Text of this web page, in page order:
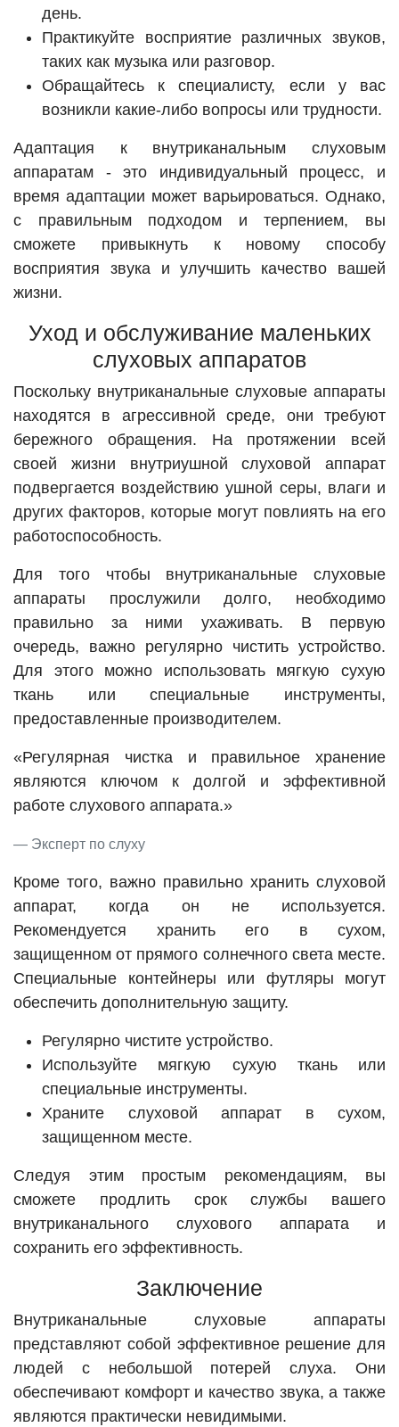
день.
Практикуйте восприятие различных звуков,
таких как музыка или разговор.
Обращайтесь к специалисту, если у вас
возникли какие-либо вопросы или трудности.
Адаптация к внутриканальным слуховым
аппаратам - это индивидуальный процесс, и
время адаптации может варьироваться. Однако,
с правильным подходом и терпением, вы
сможете привыкнуть к новому способу
восприятия звука и улучшить качество вашей
жизни.
Уход и обслуживание маленьких
слуховых аппаратов
Поскольку внутриканальные слуховые аппараты
находятся в агрессивной среде, они требуют
бережного обращения. На протяжении всей
своей жизни внутриушной слуховой аппарат
подвергается воздействию ушной серы, влаги и
других факторов, которые могут повлиять на его
работоспособность.
Для того чтобы внутриканальные слуховые
аппараты прослужили долго, необходимо
правильно за ними ухаживать. В первую
очередь, важно регулярно чистить устройство.
Для этого можно использовать мягкую сухую
ткань или специальные инструменты,
предоставленные производителем.
«Регулярная чистка и правильное хранение
являются ключом к долгой и эффективной
работе слухового аппарата.»
Эксперт по слуху
Кроме того, важно правильно хранить слуховой
аппарат, когда он не используется.
Рекомендуется хранить его в сухом,
защищенном от прямого солнечного света месте.
Специальные контейнеры или футляры могут
обеспечить дополнительную защиту.
Регулярно чистите устройство.
Используйте мягкую сухую ткань или
специальные инструменты.
Храните слуховой аппарат в сухом,
защищенном месте.
Следуя этим простым рекомендациям, вы
сможете продлить срок службы вашего
внутриканального слухового аппарата и
сохранить его эффективность.
Заключение
Внутриканальные слуховые аппараты
представляют собой эффективное решение для
людей с небольшой потерей слуха. Они
обеспечивают комфорт и качество звука, а также
являются практически невидимыми.